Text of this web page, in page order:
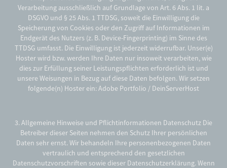
Verarbeitung ausschließlich auf Grundlage von Art. 6 Abs. 1 lit. a
DSGVO und § 25 Abs. 1 TTDSG, soweit die Einwilligung die
Speicherung von Cookies oder den Zugriff auf Informationen im
Endgerät des Nutzers (z. B. Device-Fingerprinting) im Sinne des
TTDSG umfasst. Die Einwilligung ist jederzeit widerrufbar. Unser(e)
Hoster wird bzw. werden Ihre Daten nur insoweit verarbeiten, wie
dies zur Erfüllung seiner Leistungspflichten erforderlich ist und
unsere Weisungen in Bezug auf diese Daten befolgen. Wir setzen
folgende(n) Hoster ein: Adobe Portfolio / DeinServerHost
3. Allgemeine Hinweise und Pflichtinformationen Datenschutz Die
Betreiber dieser Seiten nehmen den Schutz Ihrer persönlichen
Daten sehr ernst. Wir behandeln Ihre personenbezogenen Daten
vertraulich und entsprechend den gesetzlichen
Datenschutzvorschriften sowie dieser Datenschutzerklärung. Wenn